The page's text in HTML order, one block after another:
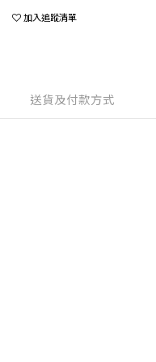
加入追蹤清單
送貨及付款方式